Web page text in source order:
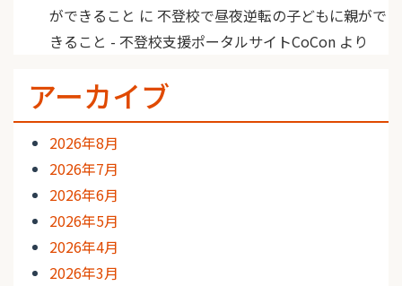
ができること に 不登校で昼夜逆転の子どもに親がで
きること - 不登校支援ポータルサイトCoCon より
アーカイブ
2026年8月
2026年7月
2026年6月
2026年5月
2026年4月
2026年3月